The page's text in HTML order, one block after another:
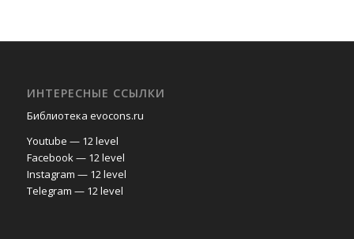
ИНТЕРЕСНЫЕ ССЫЛКИ
Библиотека evocons.ru
Youtube — 12 level
Facebook — 12 level
Instagram — 12 level
Telegram — 12 level